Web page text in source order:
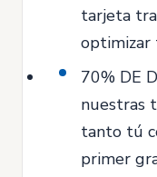
tarjeta
optimizar
70% DE
nuestras
tanto tú
primer